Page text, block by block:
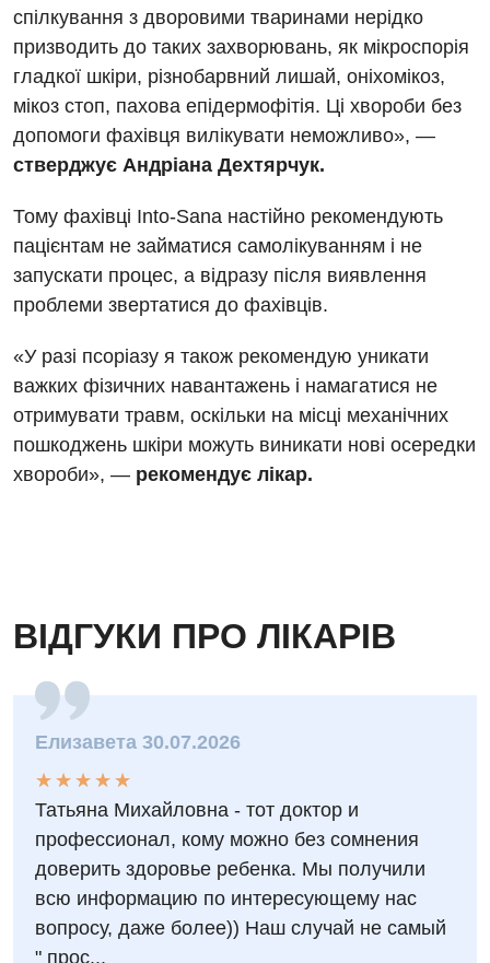
Гематологія
Дерматовенерологія
Дієтологія
Ендокринологія
Мамологія
Медична психологія
Онкологічне відділлення
Оториноларингологія
Офтальмологічне відділення
Терапія
Урологія
Хірургічне відділення
Для дітей
Дитяча алергологія
Дитяча гастроентерологія
спілкування з дворовими тваринами нерідко
призводить до таких захворювань, як мікроспорія
гладкої шкіри, різнобарвний лишай, оніхомікоз,
мікоз стоп, пахова епідермофітія. Ці хвороби без
допомоги фахівця вилікувати неможливо», —
стверджує Андріана Дехтярчук.
Тому фахівці Into-Sana настійно рекомендують
пацієнтам не займатися самолікуванням і не
запускати процес, а відразу після виявлення
проблеми звертатися до фахівців.
«У разі псоріазу я також рекомендую уникати
важких фізичних навантажень і намагатися не
отримувати травм, оскільки на місці механічних
пошкоджень шкіри можуть виникати нові осередки
хвороби», — рекомендує лікар.
ВІДГУКИ ПРО ЛІКАРІВ
Елизавета 30.07.2026
★
★
★
★
★
★ ★ ★ ★ ★
Татьяна Михайловна - тот доктор и
профессионал, кому можно без сомнения
доверить здоровье ребенка. Мы получили
всю информацию по интересующему нас
вопросу, даже более)) Наш случай не самый
" прос...